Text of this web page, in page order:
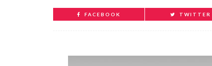
FACEBOOK TWITTER